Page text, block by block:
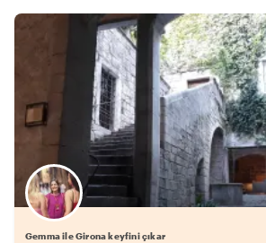
Gemma ile Girona keyfini çıkar